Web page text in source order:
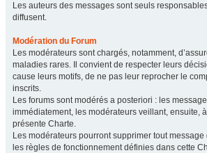
Les auteurs des messages sont seuls
diffusent.
Modération du Forum
Les modérateurs sont chargés, notamment,
maladies rares. Il convient de respecter leurs
cause leurs motifs, de ne pas leur reprocher le
inscrits.
Les forums sont modérés a posteriori : les
immédiatement, les modérateurs veillant, ensuite,
présente Charte.
Les modérateurs pourront supprimer tout
les règles de fonctionnement définies dans cette